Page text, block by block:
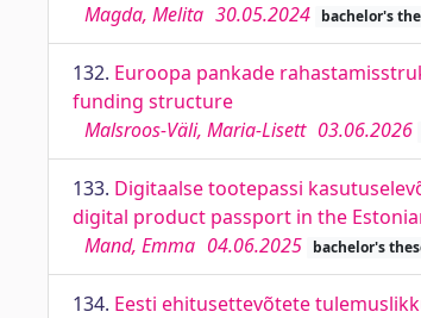
Magda, Melita 30.05.2024 bachelor's
132. Euroopa pankade
funding structure
Malsroos-Väli, Maria-Lisett 03.06.2026
133. Digitaalse tootepassi
digital product passport in the
Mand, Emma 04.06.2025 bachelor's
134. Eesti ehitusettevõtete